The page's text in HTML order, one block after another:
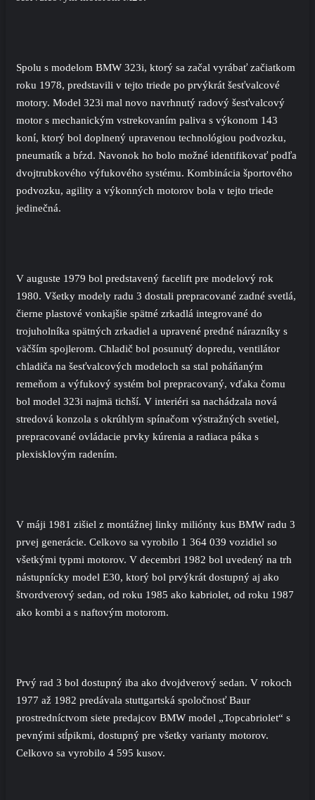
Spolu s modelom BMW 323i, ktorý sa začal vyrábať začiatkom
roku 1978, predstavili v tejto triede po prvýkrát šesťvalcové
motory. Model 323i mal novo navrhnutý radový šesťvalcový
motor s mechanickým vstrekovaním paliva s výkonom 143
koní, ktorý bol doplnený upravenou technológiou podvozku,
pneumatík a bŕzd. Navonok ho bolo možné identifikovať podľa
dvojtrubkového výfukového systému. Kombinácia športového
podvozku, agility a výkonných motorov bola v tejto triede
jedinečná.
V auguste 1979 bol predstavený facelift pre modelový rok
1980. Všetky modely radu 3 dostali prepracované zadné svetlá,
čierne plastové vonkajšie spätné zrkadlá integrované do
trojuholníka spätných zrkadiel a upravené predné nárazníky s
väčším spojlerom. Chladič bol posunutý dopredu, ventilátor
chladiča na šesťvalcových modeloch sa stal poháňaným
remeňom a výfukový systém bol prepracovaný, vďaka čomu
bol model 323i najmä tichší. V interiéri sa nachádzala nová
stredová konzola s okrúhlym spínačom výstražných svetiel,
prepracované ovládacie prvky kúrenia a radiaca páka s
plexisklovým radením.
V máji 1981 zišiel z montážnej linky miliónty kus BMW radu 3
prvej generácie. Celkovo sa vyrobilo 1 364 039 vozidiel so
všetkými typmi motorov. V decembri 1982 bol uvedený na trh
nástupnícky model E30, ktorý bol prvýkrát dostupný aj ako
štvordverový sedan, od roku 1985 ako kabriolet, od roku 1987
ako kombi a s naftovým motorom.
Prvý rad 3 bol dostupný iba ako dvojdverový sedan. V rokoch
1977 až 1982 predávala stuttgartská spoločnosť Baur
prostredníctvom siete predajcov BMW model „Topcabriolet“ s
pevnými stĺpikmi, dostupný pre všetky varianty motorov.
Celkovo sa vyrobilo 4 595 kusov.